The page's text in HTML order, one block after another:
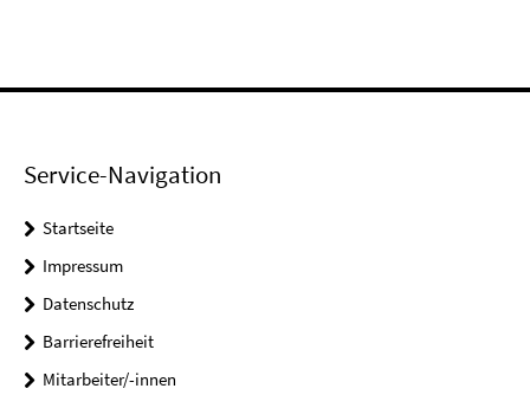
Service-Navigation
Startseite
Impressum
Datenschutz
Barrierefreiheit
Mitarbeiter/-innen